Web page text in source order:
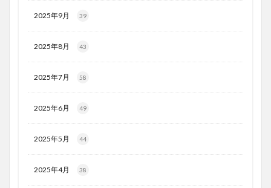
2025年9月 39
2025年8月 43
2025年7月 58
2025年6月 49
2025年5月 44
2025年4月 38